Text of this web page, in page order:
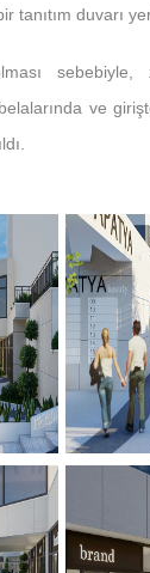
tanıtım duvarı
sebebiyle,
ve